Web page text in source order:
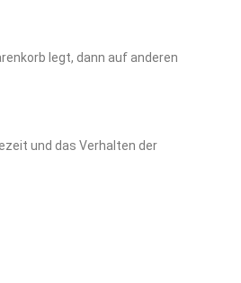
legt, dann auf anderen
und das Verhalten der